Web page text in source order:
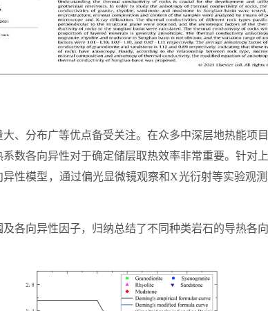
、分布广等优点备受关注。在众多中深层地热能项
数各向异性对于确定储层取热效率非常重要。针对
性模型，通过偏光显微镜观察和X光衍射等实验观
各向异性因子，归纳总结了不同种类岩石的导热各